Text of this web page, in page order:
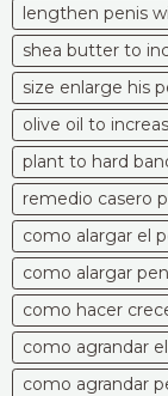
lengthen penis
shea butter to
size enlarge his
olive oil to
plant to hard
remedio casero
como alargar el
como alargar
como hacer
como agrandar
como agrandar